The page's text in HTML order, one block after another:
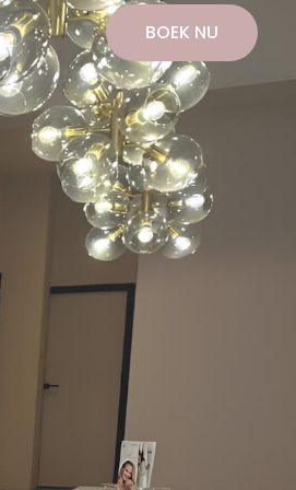
BOEK NU